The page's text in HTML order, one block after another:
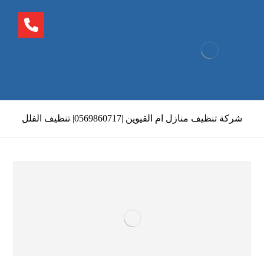
شركة تنظيف منازل ام القيوين |0569860717| تنظيف الفلل